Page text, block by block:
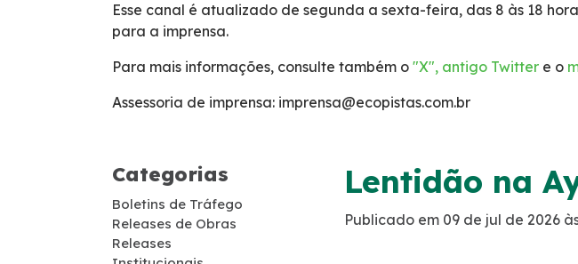
0800 e Callbox
Carta ao Usuário
Esse canal é atualizado de segunda a sexta-feira, das 8 às 18
para a imprensa.
Para mais informações, consulte também o "X", antigo Twitter e o
Assessoria de imprensa: imprensa@ecopistas.com.br
Categorias
Boletins de Tráfego
Releases de Obras
Releases
Lentidão na
Publicado em 09 de jul de 2026